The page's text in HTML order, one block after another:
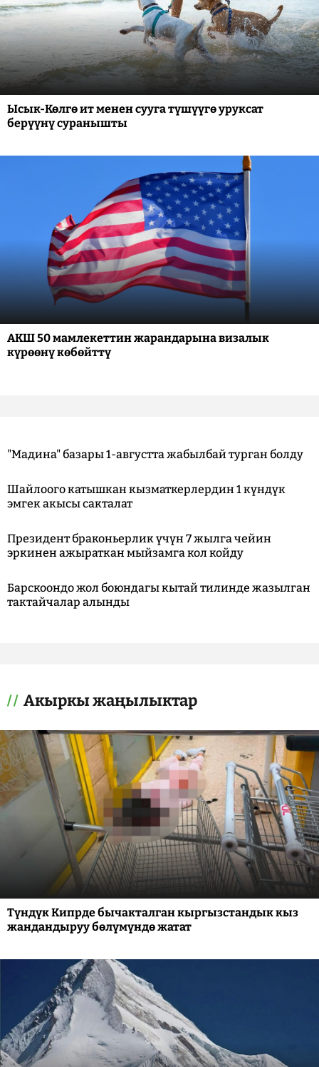
Ысык-Көлгө ит менен сууга түшүүгө уруксат
берүүнү суранышты
АКШ 50 мамлекеттин жарандарына визалык
күрөөнү көбөйттү
"Мадина" базары 1-августта жабылбай турган болду
Шайлоого катышкан кызматкерлердин 1 күндүк
эмгек акысы сакталат
Президент браконьерлик үчүн 7 жылга чейин
эркинен ажыраткан мыйзамга кол койду
Барскоондо жол боюндагы кытай тилинде жазылган
тактайчалар алынды
Акыркы жаңылыктар
Түндүк Кипрде бычакталган кыргызстандык кыз
жандандыруу бөлүмүндө жатат